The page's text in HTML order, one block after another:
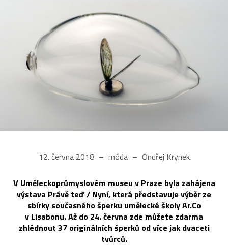
12. června 2018 móda Ondřej Krynek
V Uměleckoprůmyslovém museu v Praze byla zahájena
výstava Právě teď / Nyní, která představuje výběr ze
sbírky současného šperku umělecké školy Ar.Co
v Lisabonu. Až do 24. června zde můžete zdarma
zhlédnout 37 originálních šperků od více jak dvaceti
tvůrců.